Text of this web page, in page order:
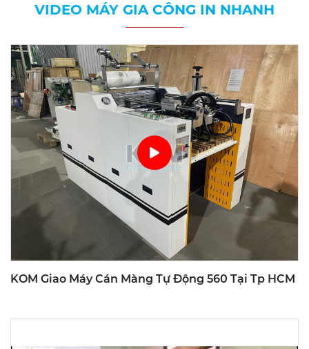
VIDEO MÁY GIA CÔNG IN NHANH
KOM Giao Máy Cán Màng Tự Động 560 Tại Tp HCM